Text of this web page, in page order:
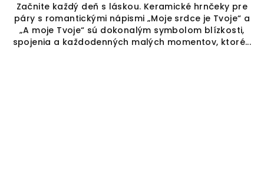
Začnite každý deň s láskou. Keramické hrnčeky pre
páry s romantickými nápismi „Moje srdce je Tvoje“ a
„A moje Tvoje“ sú dokonalým symbolom blízkosti,
spojenia a každodenných malých momentov, ktoré...